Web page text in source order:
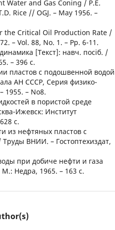
Water and Gas Coning / P.E.
Rice // OGJ. – May 1956. –
the Critical Oil Production Rate /
– Vol. 88, No. 1. – Рр. 6-11.
[Текст]: навч. посіб. /
– 396 с.
пластов с подошвенной водой
АН СССР, Серия физико-
1955. – No8.
в пористой среде
Ижевск: Институт
с.
из нефтяных пластов с
ВНИИ. – Гостоптехиздат,
при добиче нефти и газа
Недра, 1965. – 163 с.